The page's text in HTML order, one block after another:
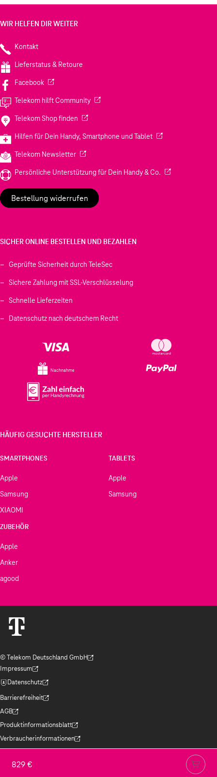
829 €
WIR HELFEN DIR WEITER
Kontakt
Lieferstatus & Retoure
Facebook(Wird in einem neuen Tab geöffnet)
Telekom hilft Community(Wird in einem neuen Tab geöffnet)
Telekom Shop finden (Wird in einem neuen Tab geöffnet)
Hilfen für Dein Handy, Smartphone und Tablet(Wird in einem
Telekom Newsletter(Wird in einem neuen Tab geöffnet)
Persönliche Unterstützung für Dein Handy & Co. (Wird in einem
Bestellung widerrufen
SICHER ONLINE BESTELLEN UND BEZAHLEN
Geprüfte Sicherheit durch TeleSec
Sichere Zahlung mit SSL-Verschlüsselung
Schnelle Lieferzeiten
Datenschutz nach deutschem Recht
Nachnahme
HÄUFIG GESUCHTE HERSTELLER
SMARTPHONES
Apple
Samsung
XIAOMI
TABLETS
Apple
Samsung
ZUBEHÖR
Apple
Anker
agood
© Telekom Deutschland GmbH
(Der Link wird in einem neuen Tab geöffnet)
Impressum
(Der Link wird in einem neuen Tab geöffnet)
Datenschutz
(Der Link wird in einem neuen Tab geöffnet)
Barrierefreiheit
(Der Link wird in einem neuen Tab geöffnet)
AGB
(Der Link wird in einem neuen Tab geöffnet)
Produktinformationsblatt
(Der Link wird in einem neuen Tab geöffnet)
Verbraucherinformationen
(Der Link wird in einem neuen Tab geöffnet)
Hinweise ElektroG/BattG
(Der Link wird in einem neuen Tab geöffnet)